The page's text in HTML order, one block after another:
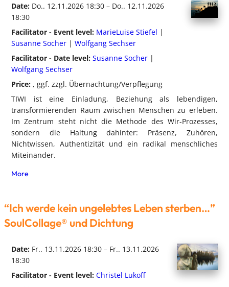
Date: Do.. 12.11.2026 18:30 – Do.. 12.11.2026
18:30
Facilitator - Event level: MarieLuise Stiefel |
Susanne Socher |Wolfgang Sechser
Facilitator - Date level:Susanne Socher |
Wolfgang Sechser
Price: , ggf. zzgl. Übernachtung/Verpflegung
TIWI ist eine Einladung, Beziehung als lebendigen,
transformierenden Raum zwischen Menschen zu erleben.
Im Zentrum steht nicht die Methode des Wir-Prozesses,
sondern die Haltung dahinter: Präsenz, Zuhören,
Nichtwissen, Authentizität und ein radikal menschliches
Miteinander.
More
“Ich werde kein ungelebtes Leben sterben…”
SoulCollage® und Dichtung
Date: Fr.. 13.11.2026 18:30 – Fr.. 13.11.2026
18:30
Facilitator - Event level:Christel Lukoff